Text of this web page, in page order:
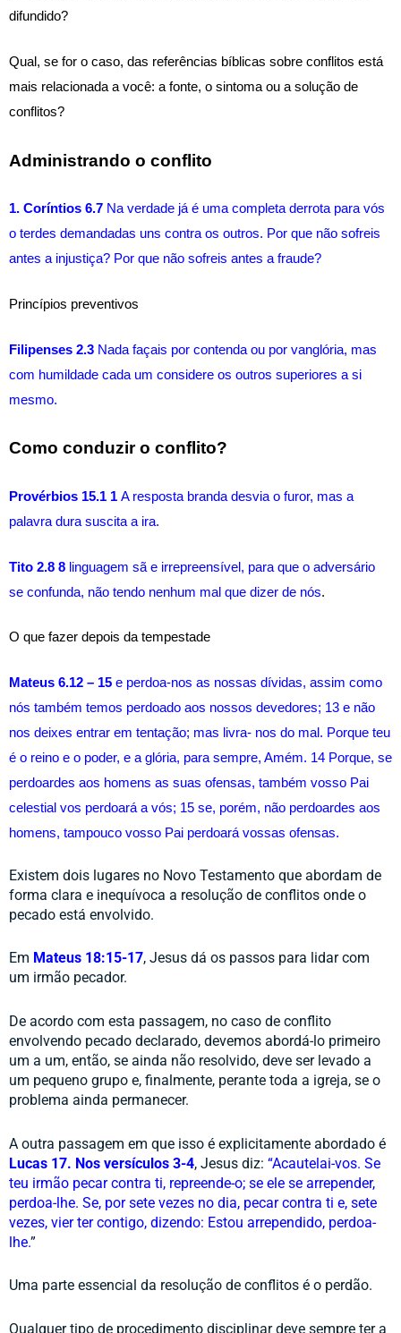
difundido?
Qual, se for o caso, das referências bíblicas sobre conflitos está
mais relacionada a você: a fonte, o sintoma ou a solução de
conflitos?
Administrando o conflito
1. Coríntios 6.7 Na verdade já é uma completa derrota para vós
o terdes demandadas uns contra os outros. Por que não sofreis
antes a injustiça? Por que não sofreis antes a fraude?
Princípios preventivos
Filipenses 2.3 Nada façais por contenda ou por vanglória, mas
com humildade cada um considere os outros superiores a si
mesmo.
Como conduzir o conflito?
Provérbios 15.1 1 A resposta branda desvia o furor, mas a
palavra dura suscita a ira.
Tito 2.8 8 linguagem sã e irrepreensível, para que o adversário
se confunda, não tendo nenhum mal que dizer de nós.
O que fazer depois da tempestade
Mateus 6.12 – 15 e perdoa-nos as nossas dívidas, assim como
nós também temos perdoado aos nossos devedores; 13 e não
nos deixes entrar em tentação; mas livra- nos do mal. Porque teu
é o reino e o poder, e a glória, para sempre, Amém. 14 Porque, se
perdoardes aos homens as suas ofensas, também vosso Pai
celestial vos perdoará a vós; 15 se, porém, não perdoardes aos
homens, tampouco vosso Pai perdoará vossas ofensas.
Existem dois lugares no Novo Testamento que abordam de
forma clara e inequívoca a resolução de conflitos onde o
pecado está envolvido.
Em Mateus 18:15-17, Jesus dá os passos para lidar com
um irmão pecador.
De acordo com esta passagem, no caso de conflito
envolvendo pecado declarado, devemos abordá-lo primeiro
um a um, então, se ainda não resolvido, deve ser levado a
um pequeno grupo e, finalmente, perante toda a igreja, se o
problema ainda permanecer.
Lucas 17. Nos versículos 3-4, Jesus diz: “Acautelai-vos. Se
teu irmão pecar contra ti, repreende-o; se ele se arrepender,
perdoa-lhe. Se, por sete vezes no dia, pecar contra ti e, sete
vezes, vier ter contigo, dizendo: Estou arrependido, perdoa-
lhe.”
Uma parte essencial da resolução de conflitos é o perdão.
Qualquer tipo de procedimento disciplinar deve sempre ter a